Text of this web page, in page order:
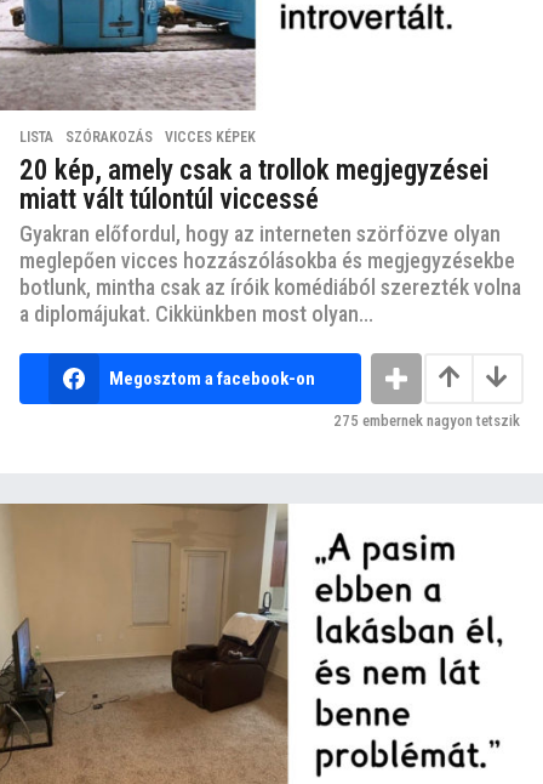
LISTA ,SZÓRAKOZÁS ,VICCES KÉPEK
20 kép, amely csak a trollok megjegyzései
miatt vált túlontúl viccessé
Gyakran előfordul, hogy az interneten szörfözve olyan
meglepően vicces hozzászólásokba és megjegyzésekbe
botlunk, mintha csak az íróik komédiából szerezték volna
a diplomájukat. Cikkünkben most olyan...
Megosztom a facebook-on
275 embernek nagyon tetszik